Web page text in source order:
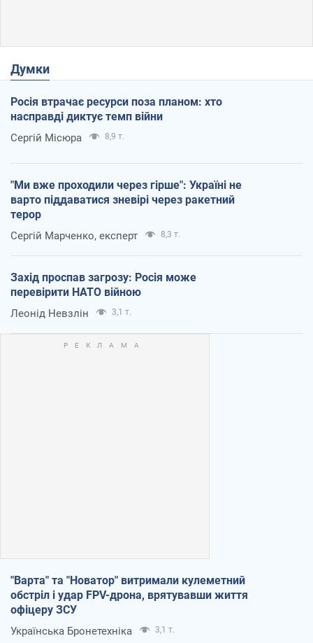
Думки
Росія втрачає ресурси поза планом: хто
насправді диктує темп війни
Сергій Місюра 8,9 т.
"Ми вже проходили через гірше": Україні не
варто піддаватися зневірі через ракетний
терор
Сергій Марченко, експерт 8,3 т.
Захід проспав загрозу: Росія може
перевірити НАТО війною
Леонід Невзлін 3,1 т.
"Варта" та "Новатор" витримали кулеметний
обстріл і удар FPV-дрона, врятувавши життя
офіцеру ЗСУ
Українська Бронетехніка 3,1 т.